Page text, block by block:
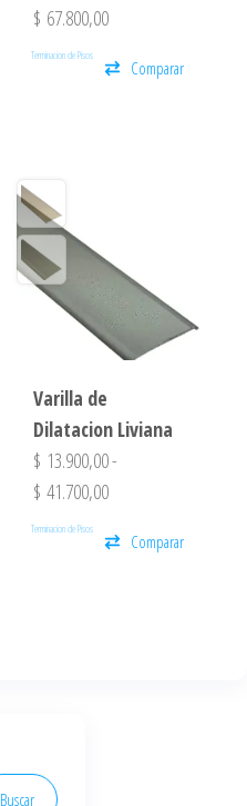
$ 67.800,00
Terminacion de Pisos
Comparar
Varilla de
Dilatacion Liviana
$ 13.900,00-
$ 41.700,00
Terminacion de Pisos
Comparar
Buscar